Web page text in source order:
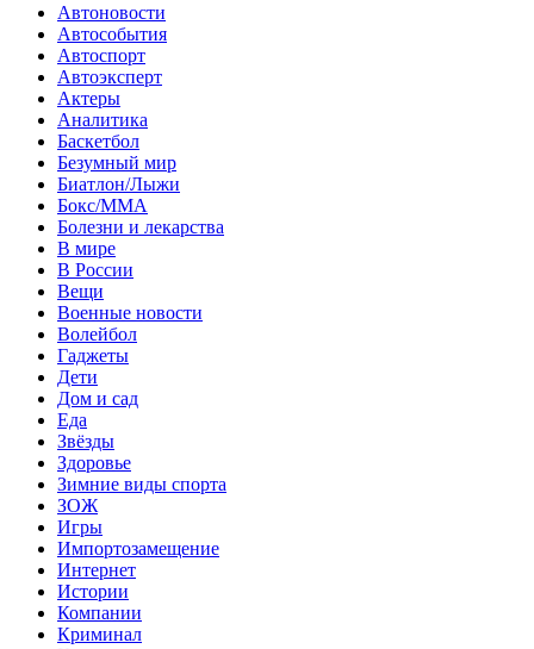
Автоновости
Автособытия
Автоспорт
Автоэксперт
Актеры
Аналитика
Баскетбол
Безумный мир
Биатлон/Лыжи
Бокс/MMA
Болезни и лекарства
В мире
В России
Вещи
Военные новости
Волейбол
Гаджеты
Дети
Дом и сад
Еда
Звёзды
Здоровье
Зимние виды спорта
ЗОЖ
Игры
Импортозамещение
Интернет
Истории
Компании
Криминал